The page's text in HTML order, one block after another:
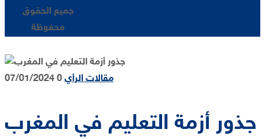
جميع الحقوق
محفوظة
07/01/2024 مقالات الرأي 0
جذور أزمة التعليم في المغرب